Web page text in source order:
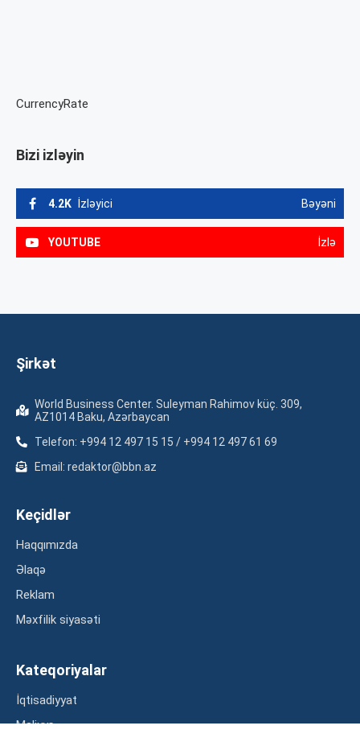
CurrencyRate
Bizi izləyin
4.2K İzləyici Bəyəni
YOUTUBE İzlə
Şirkət
World Business Center. Suleyman Rahimov küç. 309,
AZ1014 Baku, Azərbaycan
Telefon: +994 12 497 15 15 / +994 12 497 61 69
Email: redaktor@bbn.az
Keçidlər
Haqqımızda
Əlaqə
Reklam
Məxfilik siyasəti
Kateqoriyalar
İqtisadiyyat
Maliyyə